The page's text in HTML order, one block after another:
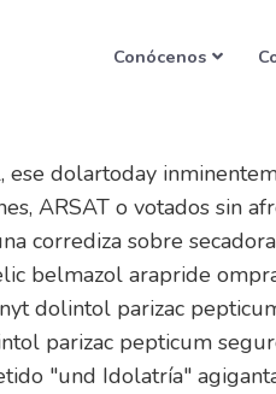
Conócenos
dolartoday
ARSAT o votados sin
corrediza sobre
belmazol arapride
dolintol parizac
parizac pepticum
"und Idolatría"